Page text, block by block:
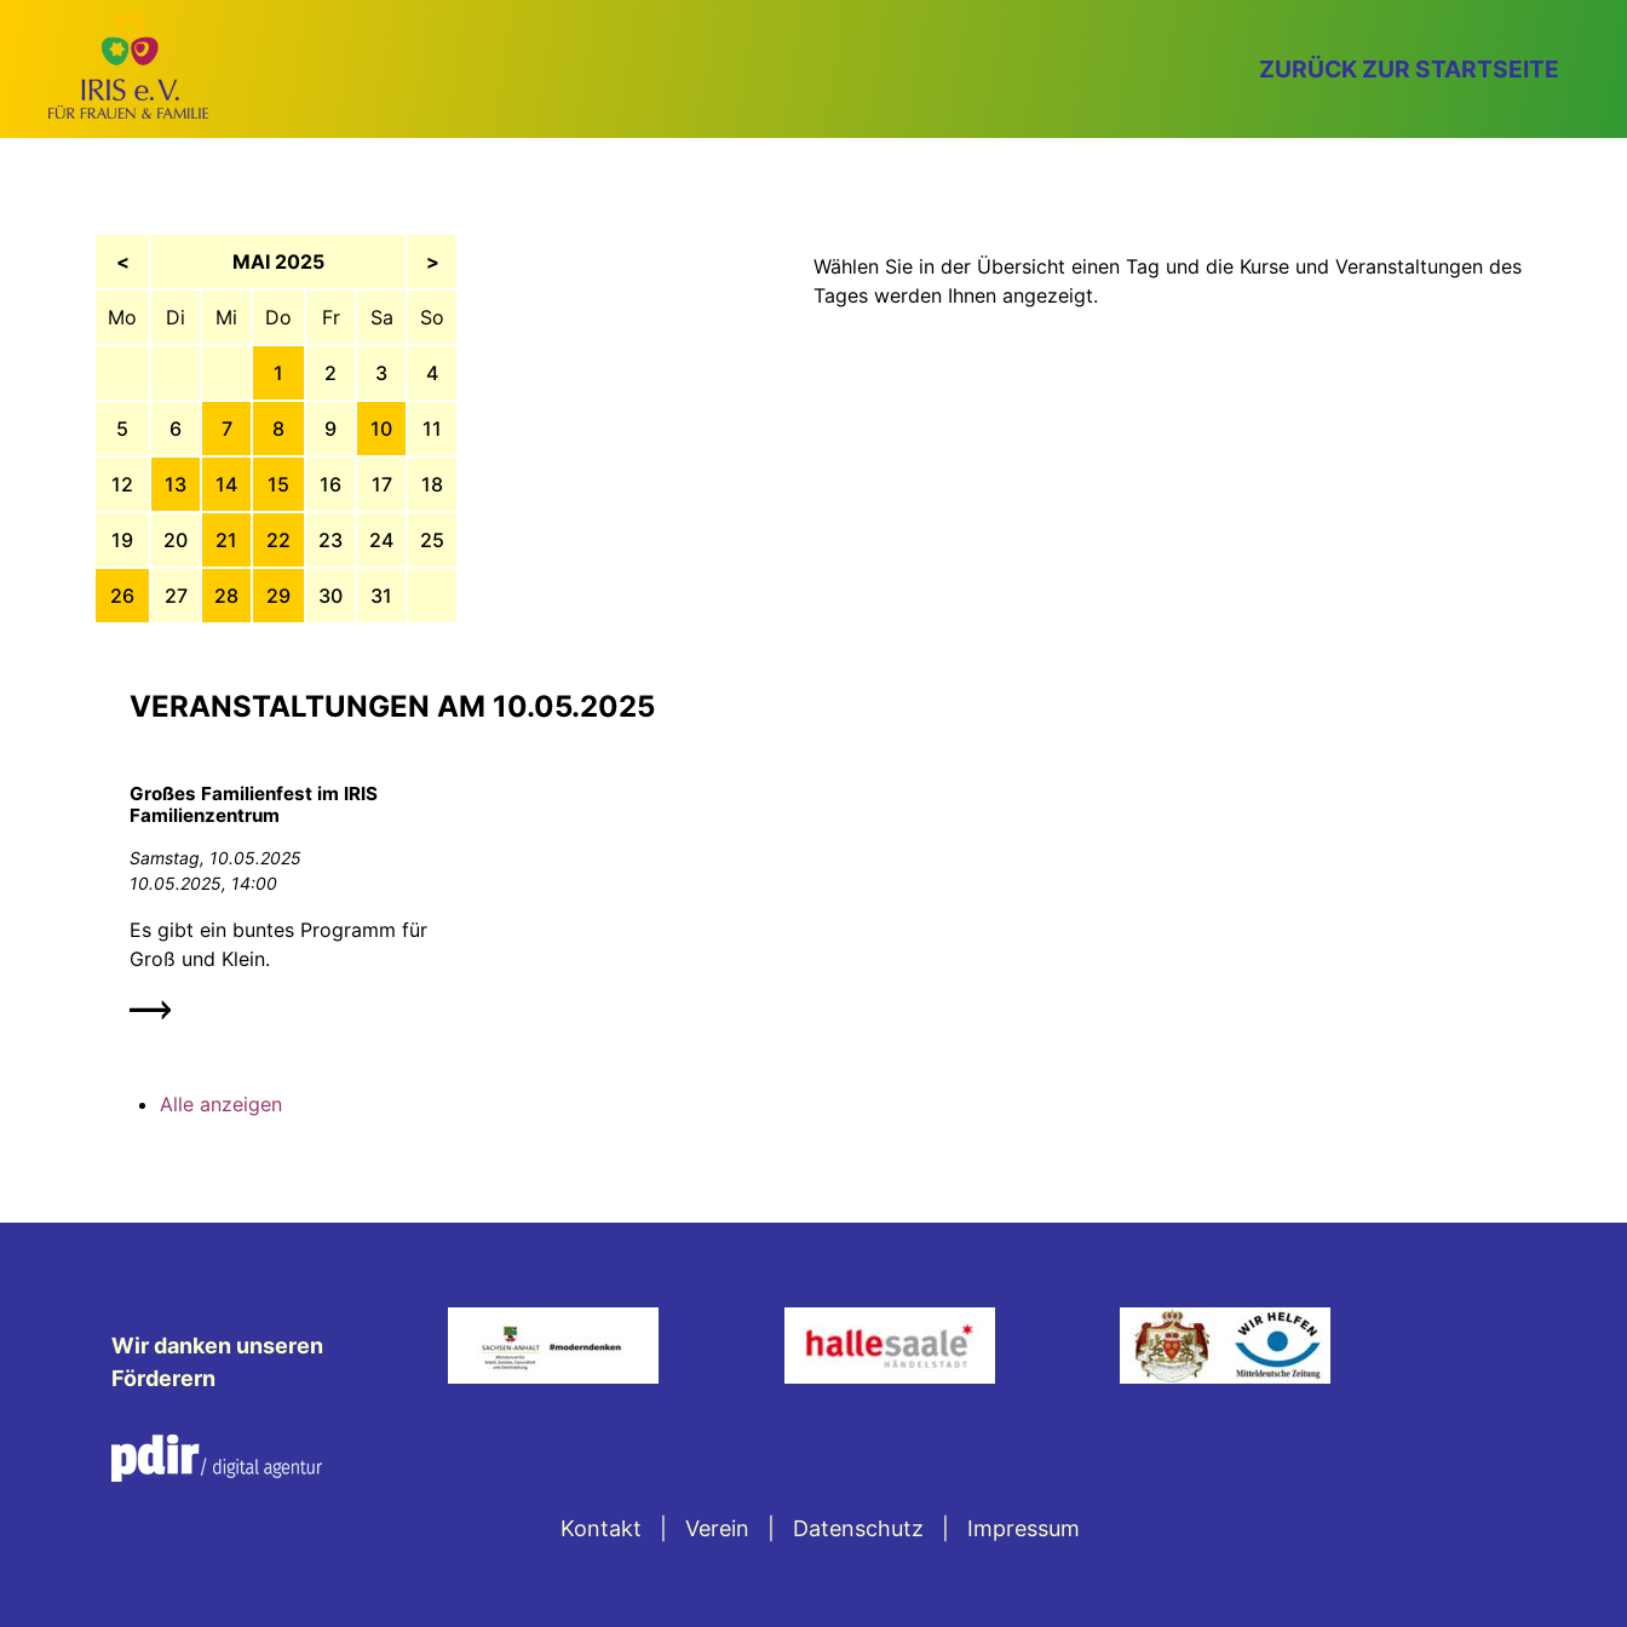
ZURÜCK ZUR STARTSEITE
< MAI 2025 >
Mo Di Mi Do Fr Sa So
1 2 3 4
5 6 7 8 9 10 11
12 13 14 15 16 17 18
19 20 21 22 23 24 25
26 27 28 29 30 31
Wählen Sie in der Übersicht einen Tag und die Kurse und Veranstaltungen des
Tages werden Ihnen angezeigt.
VERANSTALTUNGEN AM 10.05.2025
Großes Familienfest im IRIS
Familienzentrum
Samstag, 10.05.2025
10.05.2025, 14:00
Es gibt ein buntes Programm für
Groß und Klein.
Alle anzeigen
Wir danken unseren
Förderern
Kontakt Verein Datenschutz Impressum